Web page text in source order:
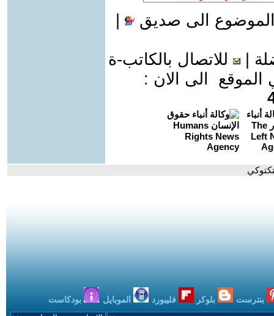
الى صديق
للاتصال بالكاتب-ة
الى الان :
بنترست بلوكر فليبورد الموبايل بودكاست